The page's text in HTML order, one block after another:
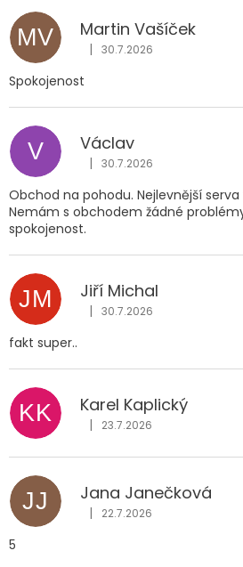
MV Martin Vašíček
Hodnocení obchodu je 5 z
| 30.7.2026
Spokojenost
V Václav
Hodnocení obchodu je 5 z
| 30.7.2026
Obchod na pohodu. Nejlevnější serva
Nemám s obchodem žádné
spokojenost.
JM Jiří Michal
Hodnocení obchodu je 5 z
| 30.7.2026
fakt super..
KK Karel Kaplický
Hodnocení obchodu je 5 z
| 23.7.2026
JJ Jana Janečková
Hodnocení obchodu je 5 z
| 22.7.2026
5